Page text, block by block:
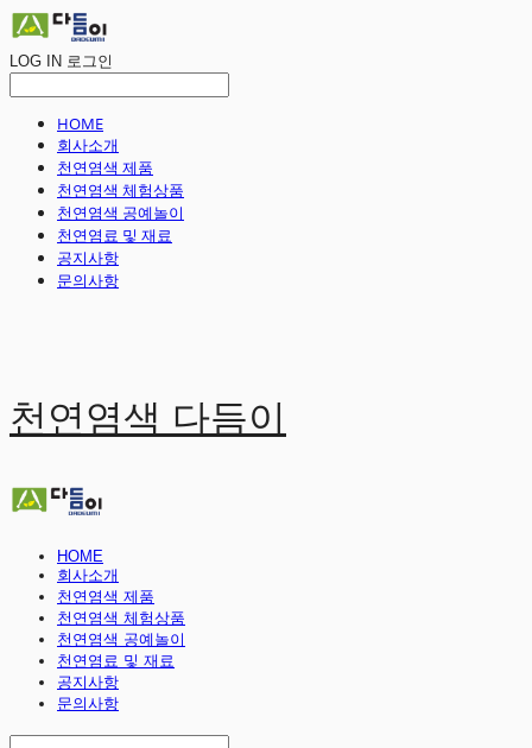
LOG IN 로그인
HOME
회사소개
천연염색 제품
천연염색 체험상품
천연염색 공예놀이
천연염료 및 재료
공지사항
문의사항
천연염색 다듬이
HOME
회사소개
천연염색 제품
천연염색 체험상품
천연염색 공예놀이
천연염료 및 재료
공지사항
문의사항